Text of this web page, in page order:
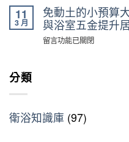
點
與
尺
寸
篇〉
中
浴
五
金
與
5
大
與
挑
選
恆
浴
五
金
生
辦？
材
11
3 月
免動土的小預算
與浴室五金提升
在
算
留言功能已關閉
分類
衛浴知識庫 (97)